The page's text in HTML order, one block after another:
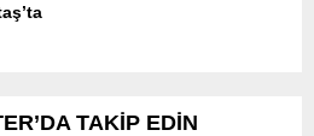
TAKIP EDIN